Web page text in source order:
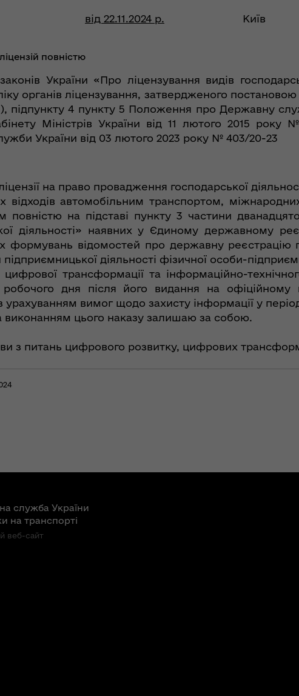
від 22.11.2024 р. Київ
повністю
України «Про ліцензування видів
органів ліцензування, затвердженого
підпункту 4 пункту 5 Положення про Державну
Міністрів України від 11 лютого 2015
України від 03 лютого 2023 року № 403/20-23
на право провадження господарської
відходів автомобільним транспортом,
повністю на підставі пункту 3 частини
діяльності» наявних у Єдиному державному
формувань відомостей про державну
діяльності фізичної особи-
цифрової трансформації та інформаційно-
робочого дня після його видання на
урахуванням вимог щодо захисту інформації у
виконанням цього наказу залишаю за собою.
з питань цифрового розвитку, цифрових
служба України
на транспорті
веб-сайт